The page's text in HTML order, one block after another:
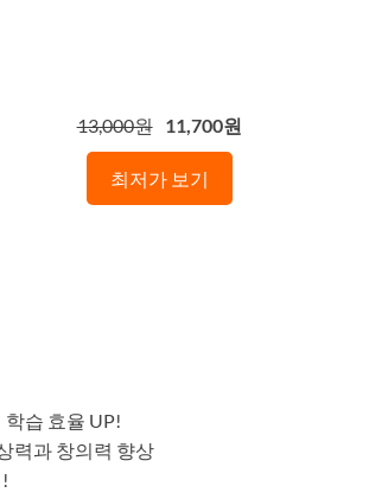
13,000원 11,700원
최저가 보기
습 효율 UP!
력과 창의력 향상